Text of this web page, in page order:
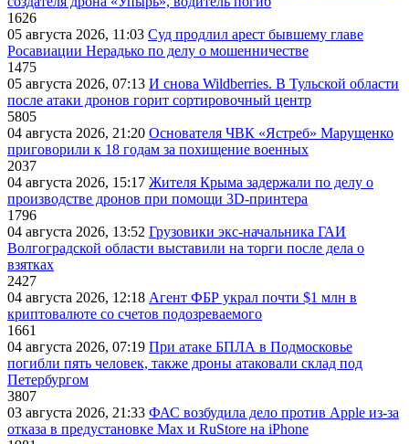
1626
05 августа 2026, 11:03 Суд продлил арест бывшему главе
Росавиации Нерадько по делу о мошенничестве
1475
05 августа 2026, 07:13 И снова Wildberries. В Тульской области
после атаки дронов горит сортировочный центр
5805
04 августа 2026, 21:20 Основателя ЧВК «Ястреб» Марущенко
приговорили к 18 годам за похищение военных
2037
04 августа 2026, 15:17 Жителя Крыма задержали по делу о
производстве дронов при помощи 3D‑принтера
1796
04 августа 2026, 13:52 Грузовики экс-начальника ГАИ
Волгоградской области выставили на торги после дела о
взятках
2427
04 августа 2026, 12:18 Агент ФБР украл почти $1 млн в
криптовалюте со счетов подозреваемого
1661
04 августа 2026, 07:19 При атаке БПЛА в Подмосковье
погибли пять человек, также дроны атаковали склад под
Петербургом
3807
03 августа 2026, 21:33 ФАС возбудила дело против Apple из-за
отказа в предустановке Max и RuStore на iPhone